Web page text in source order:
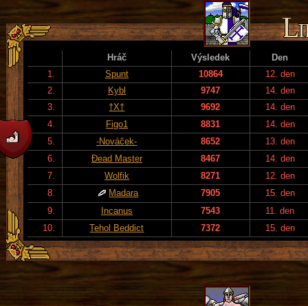
Hráč Výsledek
Den
1.
Spunt 10864
12. den
2.
Kybl 9747
14. den
3.
†X† 9692
14. den
4.
Figo1 8831
14. den
5.
-Nováček- 8652
13. den
6.
Đead Master 8467
14. den
7.
Wolfik 8271
12. den
8.
Madara 7905
15. den
9.
Incanus 7543
11. den
10.
Tehol Beddict 7372 15. den